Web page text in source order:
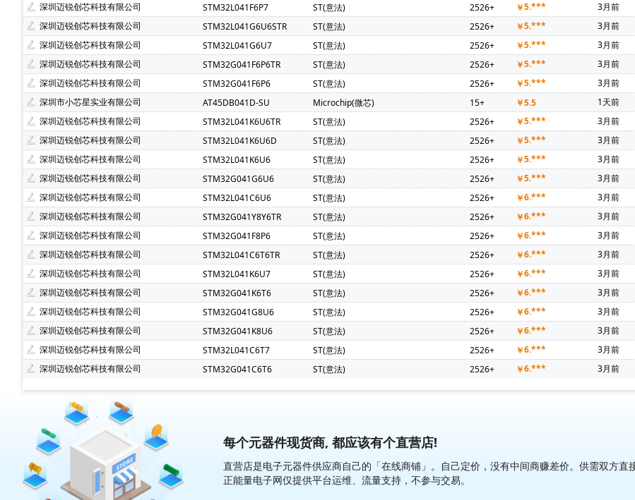
深圳迈锐创芯科技有限公司
STM32L041F6P7 ST(意法) 2526+ ￥5.*** 3月前
深圳迈锐创芯科技有限公司
STM32L041G6U6STR ST(意法) 2526+ ￥5.*** 3月前
深圳迈锐创芯科技有限公司
STM32L041G6U7 ST(意法) 2526+ ￥5.*** 3月前
深圳迈锐创芯科技有限公司
STM32G041F6P6TR ST(意法) 2526+ ￥5.*** 3月前
深圳迈锐创芯科技有限公司
STM32G041F6P6 ST(意法) 2526+ ￥5.*** 3月前
深圳市小芯星实业有限公司
AT45DB041D-SU Microchip(微芯) 15+ ￥5.5 1天前
深圳迈锐创芯科技有限公司
STM32L041K6U6TR ST(意法) 2526+ ￥5.*** 3月前
深圳迈锐创芯科技有限公司
STM32L041K6U6D ST(意法) 2526+ ￥5.*** 3月前
深圳迈锐创芯科技有限公司
STM32L041K6U6 ST(意法) 2526+ ￥5.*** 3月前
深圳迈锐创芯科技有限公司
STM32G041G6U6 ST(意法) 2526+ ￥5.*** 3月前
深圳迈锐创芯科技有限公司
STM32L041C6U6 ST(意法) 2526+ ￥6.*** 3月前
深圳迈锐创芯科技有限公司
STM32G041Y8Y6TR ST(意法) 2526+ ￥6.*** 3月前
深圳迈锐创芯科技有限公司
STM32G041F8P6 ST(意法) 2526+ ￥6.*** 3月前
深圳迈锐创芯科技有限公司
STM32L041C6T6TR ST(意法) 2526+ ￥6.*** 3月前
深圳迈锐创芯科技有限公司
STM32L041K6U7 ST(意法) 2526+ ￥6.*** 3月前
深圳迈锐创芯科技有限公司
STM32G041K6T6 ST(意法) 2526+ ￥6.*** 3月前
深圳迈锐创芯科技有限公司
STM32G041G8U6 ST(意法) 2526+ ￥6.*** 3月前
深圳迈锐创芯科技有限公司
STM32G041K8U6 ST(意法) 2526+ ￥6.*** 3月前
深圳迈锐创芯科技有限公司
STM32L041C6T7 ST(意法) 2526+ ￥6.*** 3月前
深圳迈锐创芯科技有限公司
STM32G041C6T6 ST(意法) 2526+ ￥6.*** 3月前
每个元器件现货商, 都应该有个直营店!
直营店是电子元器件供应商自己的「在线商铺」。自己定价，没有中间商赚差价。供需双方直
正能量电子网仅提供平台运维、流量支持，不参与交易。